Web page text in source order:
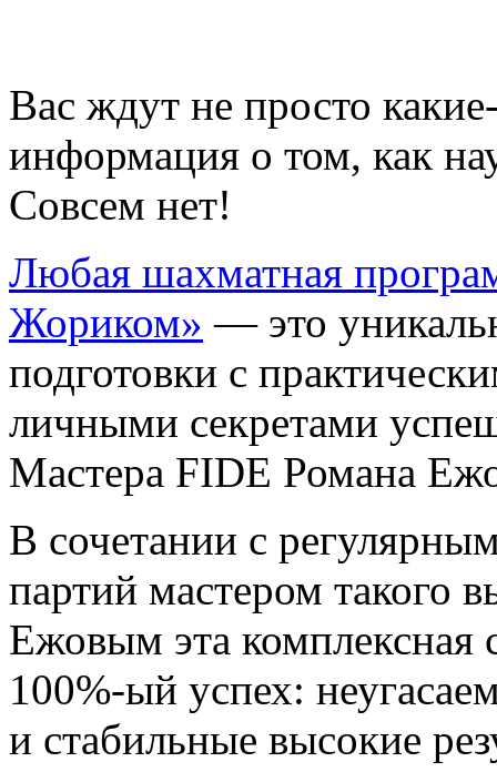
Вас ждут не просто
информация о том, как
Совсем нет!
Любая шахматная
Жориком» — это
подготовки с
личными секретами
Мастера FIDE Романа
В сочетании с
партий мастером такого
Ежовым эта комплексная
100%-ый успех:
и стабильные высокие